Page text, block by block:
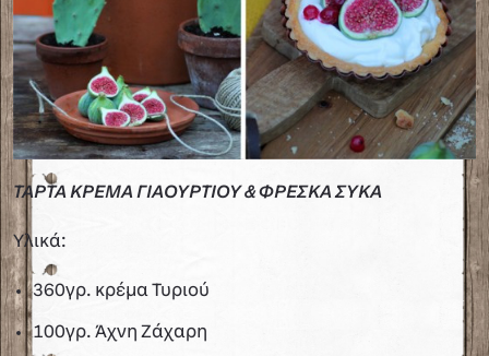
ΤΑΡΤΑ ΚΡΕΜΑ ΓΙΑΟΥΡΤΙΟΥ & ΦΡΕΣΚΑ ΣYΚΑ
Υλικά:
360γρ. κρέμα Τυριού
100γρ. Άχνη Ζάχαρη